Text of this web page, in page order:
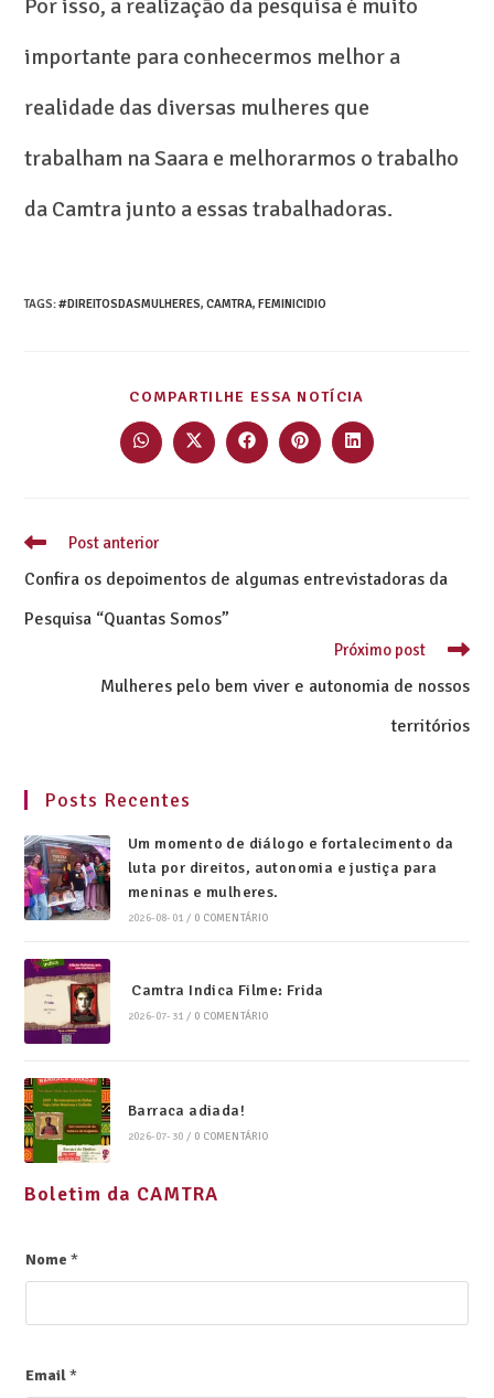
Por isso, a realização da pesquisa é muito
importante para conhecermos melhor a
realidade das diversas mulheres que
trabalham na Saara e melhorarmos o trabalho
da Camtra junto a essas trabalhadoras.
TAGS:#DIREITOSDASMULHERES, CAMTRA, FEMINICIDIO
COMPARTILHE ESSA NOTÍCIA
Post anterior
Confira os depoimentos de algumas entrevistadoras da
Pesquisa “Quantas Somos”
Próximo post
Mulheres pelo bem viver e autonomia de nossos
territórios
Posts Recentes
Um momento de diálogo e fortalecimento da
luta por direitos, autonomia e justiça para
meninas e mulheres.
2026-08-01 / 0 COMENTÁRIO
Camtra Indica Filme: Frida
2026-07-31 / 0 COMENTÁRIO
Barraca adiada!
2026-07-30 / 0 COMENTÁRIO
Boletim da CAMTRA
Nome*
Email*